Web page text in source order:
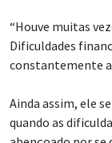
“Houve muitas
Dificuldades
constantemente
Ainda assim, ele
quando as